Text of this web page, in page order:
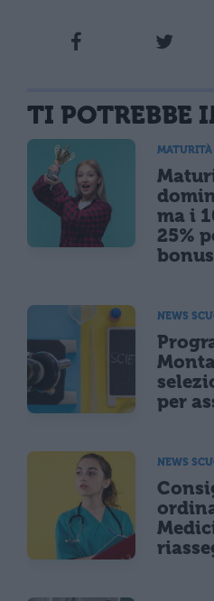
TI POTREBBE
MATURITÀ
ma i
25%
bonus
NEWS
per
NEWS